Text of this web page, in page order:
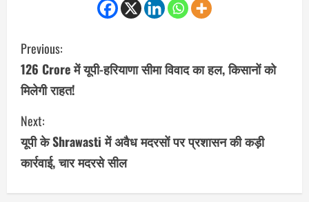
C
o
n
t
i
n
Previous:
126 Crore में यूपी-हरियाणा सीमा विवाद का हल, किसानों को
मिलेगी राहत!
Next:
यूपी के Shrawasti में अवैध मदरसों पर प्रशासन की कड़ी
कार्रवाई, चार मदरसे सील